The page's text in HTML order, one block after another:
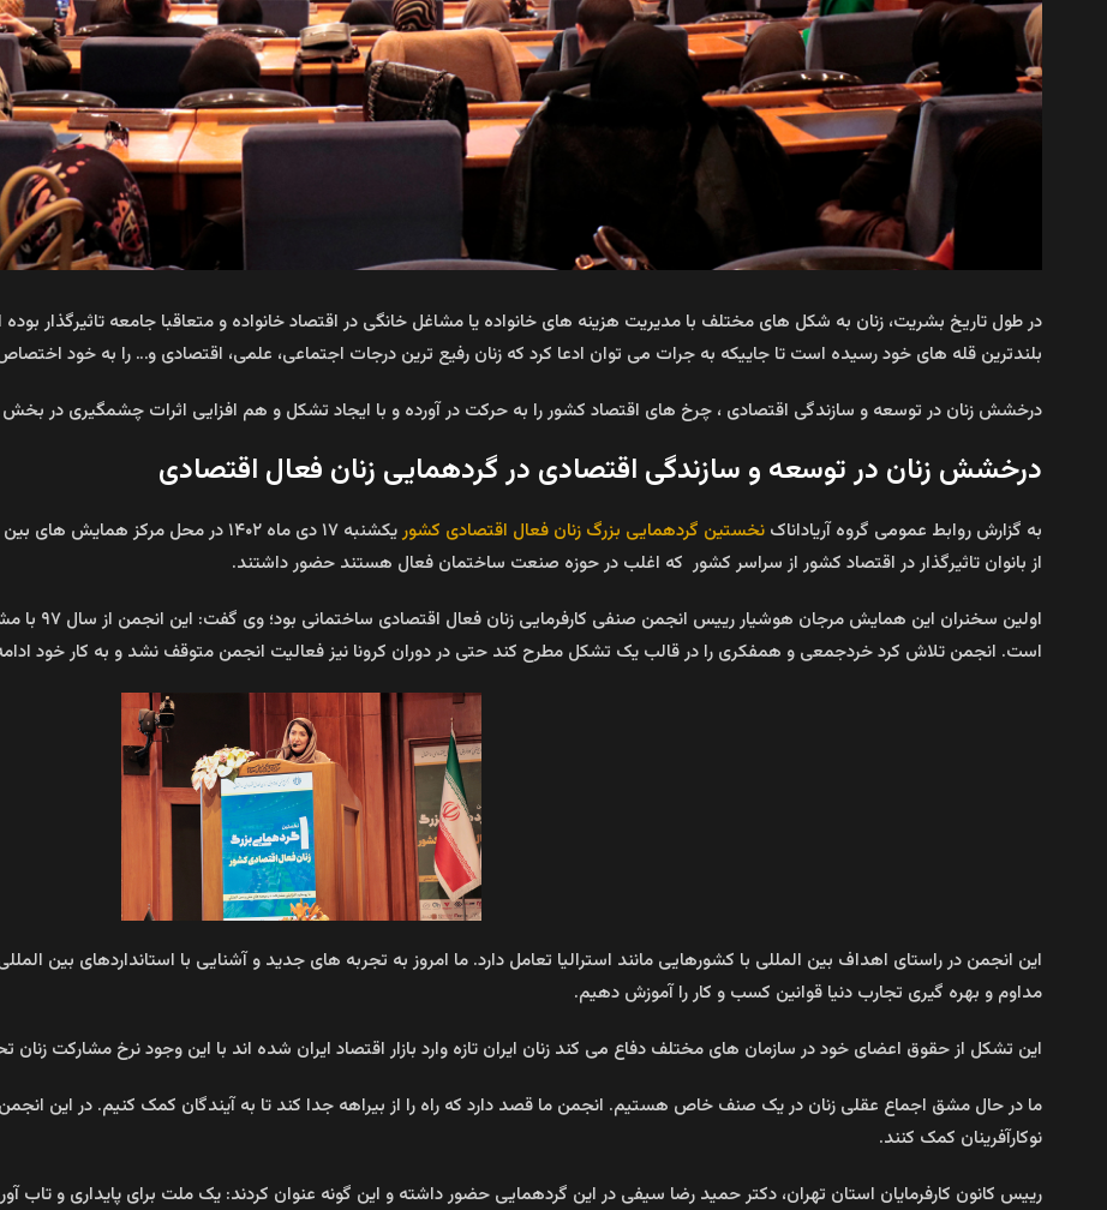
در طول تاریخ بشریت، زنان به شکل های مختلف با مدیریت هزینه های خانواده یا مشاغل خانگی در اقتصاد خانواده و متعاقبا جامعه تاثیرگذار بوده
بلندترین قله های خود رسیده است تا جاییکه به جرات می توان ادعا کرد که زنان رفیع ترین درجات اجتماعی، علمی، اقتصادی و… را به خود
درخشش زنان در توسعه و سازندگی اقتصادی ، چرخ های اقتصاد کشور را به حرکت در آورده و با ایجاد تشکل و هم افزایی اثرات چشمگیری در
درخشش زنان در توسعه و سازندگی اقتصادی در گردهمایی زنان فعال اقتصادی
به گزارش روابط عمومی گروه آریاداناک نخستین گردهمایی بزرگ زنان فعال اقتصادی کشور
از بانوان تاثیرگذار در اقتصاد کشور از سراسر کشور که اغلب در حوزه صنعت ساختمان فعال هستند حضور داشتند.
اولین
است. انجمن تلاش کرد خردجمعی و همفکری را در قالب یک تشکل مطرح کند حتی در دوران کرونا نیز فعالیت انجمن متوقف نشد و به کار خود
این انجمن در راستای اهداف بین المللی با کشورهایی مانند استرالیا تعامل دارد. ما امروز به تجربه های جدید و آشنایی با استانداردهای بین
مداوم و بهره گیری تجارب دنیا قوانین کسب و کار را آموزش دهیم.
این تشکل از حقوق اعضای خود در سازمان های مختلف دفاع می کند زنان ایران تازه وارد بازار اقتصاد ایران شده اند با این وجود نرخ مشارکت زنان
ما در حال مشق اجماع عقلی زنان در یک صنف خاص هستیم. انجمن ما قصد دارد که راه را از بیراهه جدا کند تا به آیندگان کمک کنیم. در این انجمن
نوکارآفرینان کمک کنند.
رییس کانون کارفرمایان استان تهران، دکتر حمید رضا سیفی در این گردهمایی حضور داشته و این گونه عنوان کردند: یک ملت برای پایداری و تاب